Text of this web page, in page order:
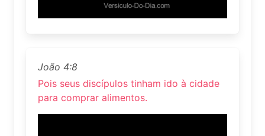
João 4:8
Pois seus discípulos tinham ido à cidade
para comprar alimentos.